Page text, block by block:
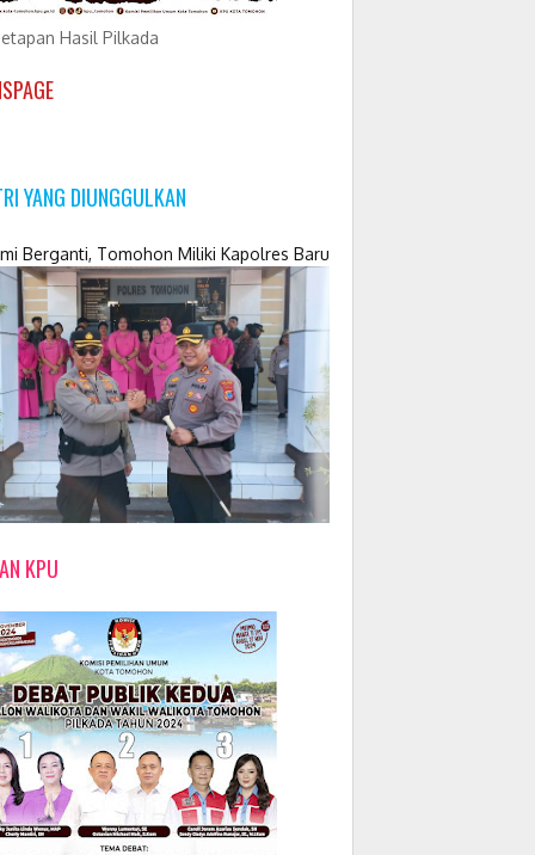
Hasil Pilkada
YANG DIUNGGULKAN
Berganti, Tomohon Miliki Kapolres Baru
KPU